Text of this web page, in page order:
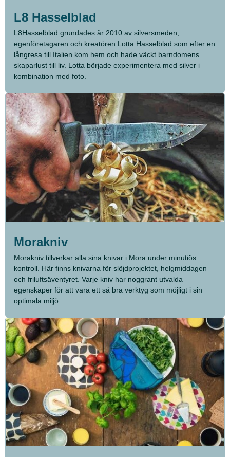
L8 Hasselblad
L8Hasselblad grundades år 2010 av silversmeden,
egenföretagaren och kreatören Lotta Hasselblad som efter en
långresa till Italien kom hem och hade väckt barndomens
skaparlust till liv. Lotta började experimentera med silver i
kombination med foto.
Morakniv
Morakniv tillverkar alla sina knivar i Mora under minutiös
kontroll. Här finns knivarna för slöjdprojektet, helgmiddagen
och friluftsäventyret. Varje kniv har noggrant utvalda
egenskaper för att vara ett så bra verktyg som möjligt i sin
optimala miljö.